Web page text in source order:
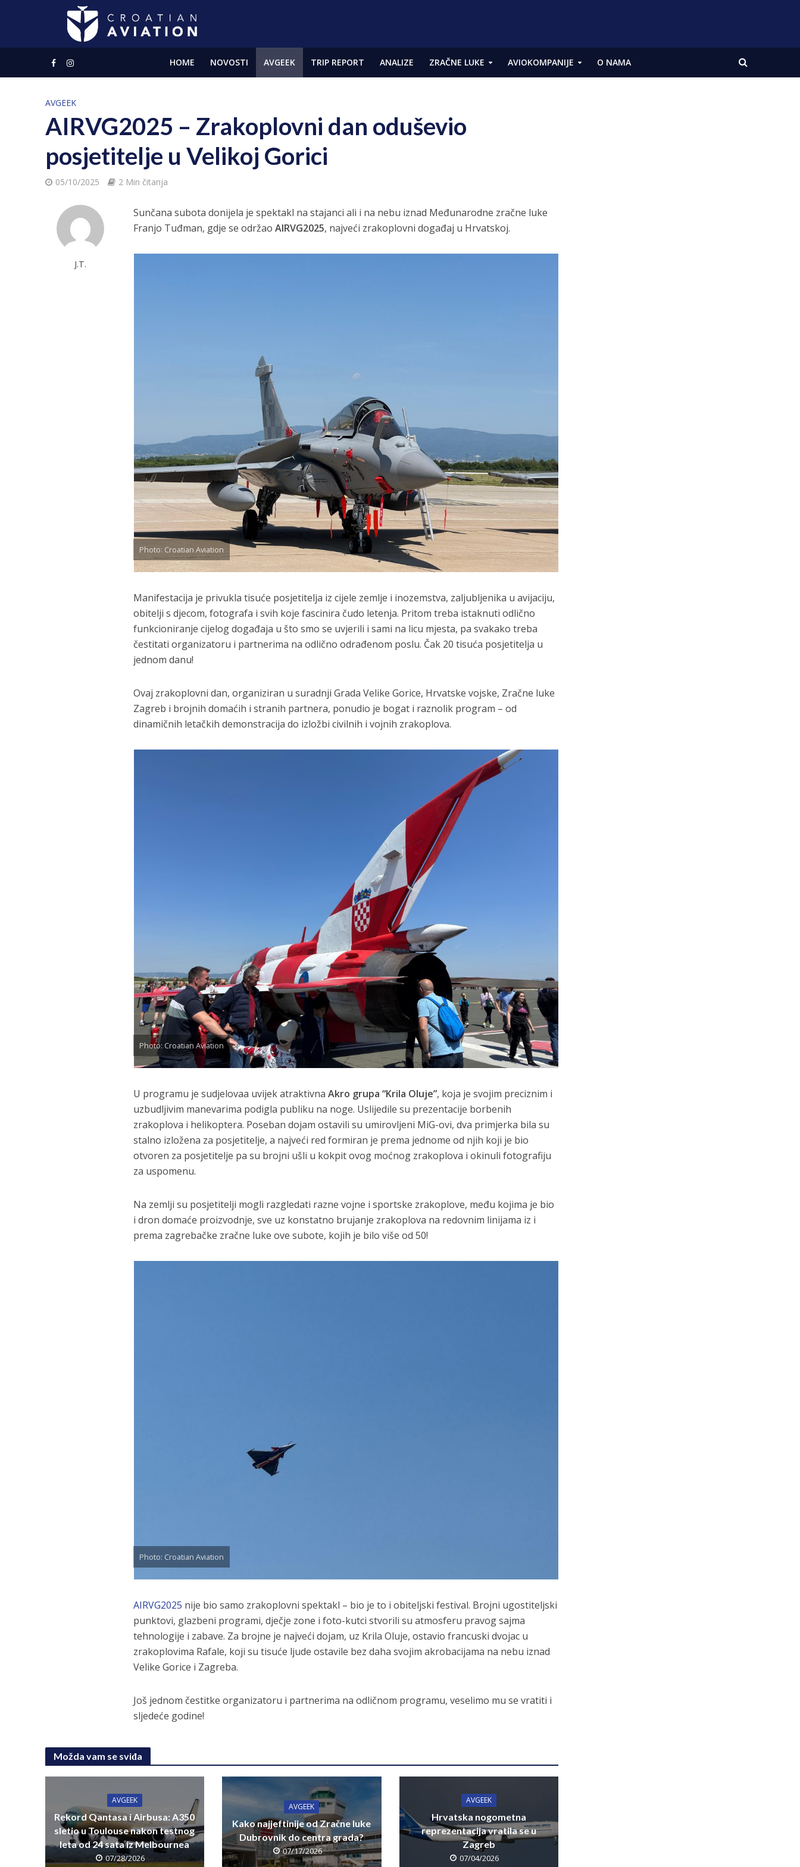
HOME NOVOSTI AVGEEK TRIP REPORT ANALIZE ZRAČNE LUKE AVIOKOMPANIJE O NAMA
AVGEEK
AIRVG2025 – Zrakoplovni dan oduševio
posjetitelje u Velikoj Gorici
05/10/2025 2 Min čitanja
J.T.
Sunčana subota donijela je spektakl na stajanci ali i na nebu iznad Međunarodne zračne luke
Franjo Tuđman, gdje se održaoAIRVG2025, najveći zrakoplovni događaj u Hrvatskoj.
Photo: Croatian Aviation
Manifestacija je privukla tisuće posjetitelja iz cijele zemlje i inozemstva, zaljubljenika u avijaciju,
obitelji s djecom, fotografa i svih koje fascinira čudo letenja. Pritom treba istaknuti odlično
funkcioniranje cijelog događaja u što smo se uvjerili i sami na licu mjesta, pa svakako treba
čestitati organizatoru i partnerima na odlično odrađenom poslu. Čak 20 tisuća posjetitelja u
jednom danu!
Ovaj zrakoplovni dan, organiziran u suradnji Grada Velike Gorice, Hrvatske vojske, Zračne luke
Zagreb i brojnih domaćih i stranih partnera, ponudio je bogat i raznolik program – od
dinamičnih letačkih demonstracija do izložbi civilnih i vojnih zrakoplova.
Photo: Croatian Aviation
U programu je sudjelovaa uvijek atraktivnaAkro grupa “Krila Oluje”, koja je svojim preciznim i
uzbudljivim manevarima podigla publiku na noge. Uslijedile su prezentacije borbenih
zrakoplova i helikoptera. Poseban dojam ostavili su umirovljeni MiG-ovi, dva primjerka bila su
stalno izložena za posjetitelje, a najveći red formiran je prema jednome od njih koji je bio
otvoren za posjetitelje pa su brojni ušli u kokpit ovog moćnog zrakoplova i okinuli fotografiju
za uspomenu.
Na zemlji su posjetitelji mogli razgledati razne vojne i sportske zrakoplove, među kojima je bio
i dron domaće proizvodnje, sve uz konstatno brujanje zrakoplova na redovnim linijama iz i
prema zagrebačke zračne luke ove subote, kojih je bilo više od 50!
Photo: Croatian Aviation
AIRVG2025 nije bio samo zrakoplovni spektakl – bio je to i obiteljski festival. Brojni ugostiteljski
punktovi, glazbeni programi, dječje zone i foto-kutci stvorili su atmosferu pravog sajma
tehnologije i zabave. Za brojne je najveći dojam, uz Krila Oluje, ostavio francuski dvojac u
zrakoplovima Rafale, koji su tisuće ljude ostavile bez daha svojim akrobacijama na nebu iznad
Velike Gorice i Zagreba.
Još jednom čestitke organizatoru i partnerima na odličnom programu, veselimo mu se vratiti i
sljedeće godine!
Možda vam se sviđa
AVGEEK
Rekord Qantasa i Airbusa: A350
sletio u Toulouse nakon testnog
leta od 24 sata iz Melbournea
07/28/2026
AVGEEK
Kako najjeftinije od Zračne luke
Dubrovnik do centra grada?
07/17/2026
AVGEEK
Hrvatska nogometna
reprezentacija vratila se u
Zagreb
07/04/2026